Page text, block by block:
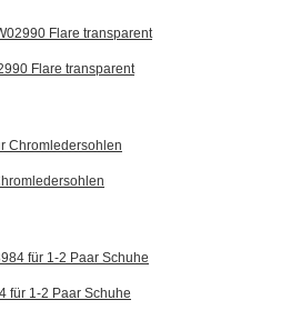
Flare transparent
für 1-2 Paar Schuhe